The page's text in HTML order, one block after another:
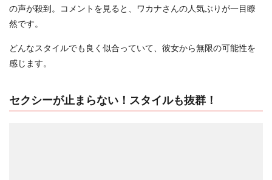
の声が殺到。コメントを見ると、ワカナさんの人気ぶりが一目瞭
然です。
どんなスタイルでも良く似合っていて、彼女から無限の可能性を
感じます。
セクシーが止まらない！スタイルも抜群！